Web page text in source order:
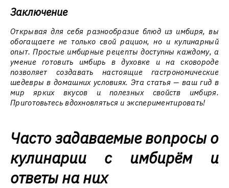
Заключение
Открывая для себя разнообразие блюд из имбиря, вы
обогащаете не только свой рацион, но и кулинарный
опыт. Простые имбирные рецепты доступны каждому, а
умение готовить имбирь в духовке и на сковороде
позволяет создавать настоящие гастрономические
шедевры в домашних условиях. Эта статья — ваш гид в
мир ярких вкусов и полезных свойств имбиря.
Приготовьтесь вдохновляться и экспериментировать!
Часто задаваемые вопросы о
кулинарии с имбирём и
ответы на них